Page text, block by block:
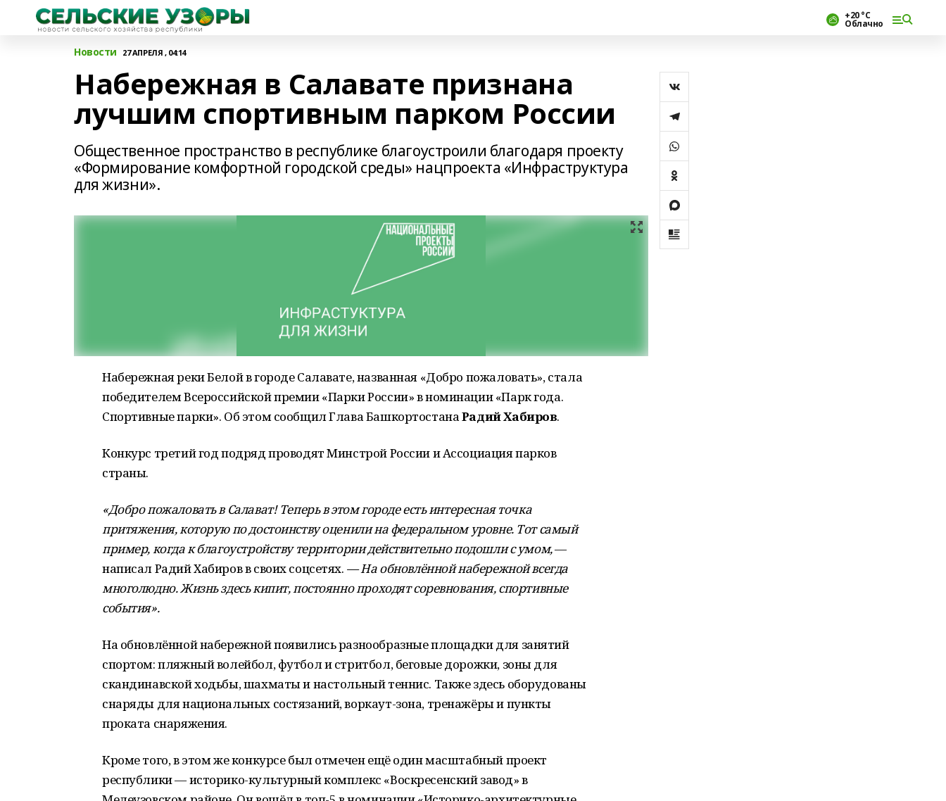
+20 °С
Облачно
Новости 27 АПРЕЛЯ , 04:14
Набережная в Салавате признана
лучшим спортивным парком России
Общественное пространство в республике благоустроили благодаря проекту
«Формирование комфортной городской среды» нацпроекта «Инфраструктура
для жизни».
Набережная реки Белой в городе Салавате, названная «Добро пожаловать», стала
победителем Всероссийской премии «Парки России» в номинации «Парк года.
Спортивные парки». Об этом сообщил Глава БашкортостанаРадий Хабиров.
Конкурс третий год подряд проводят Минстрой России и Ассоциация парков
страны.
«Добро пожаловать в Салават! Теперь в этом городе есть интересная точка
притяжения, которую по достоинству оценили на федеральном уровне. Тот самый
пример, когда к благоустройству территории действительно подошли с умом,—
написал Радий Хабиров в своих соцсетях. —На обновлённой набережной всегда
многолюдно. Жизнь здесь кипит, постоянно проходят соревнования, спортивные
события».
На обновлённой набережной появились разнообразные площадки для занятий
спортом: пляжный волейбол, футбол и стритбол, беговые дорожки, зоны для
скандинавской ходьбы, шахматы и настольный теннис. Также здесь оборудованы
снаряды для национальных состязаний, воркаут-зона, тренажёры и пункты
проката снаряжения.
Кроме того, в этом же конкурсе был отмечен ещё один масштабный проект
республики — историко-культурный комплекс «Воскресенский завод» в